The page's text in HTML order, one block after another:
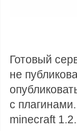
Готовый
не
с
minecraft